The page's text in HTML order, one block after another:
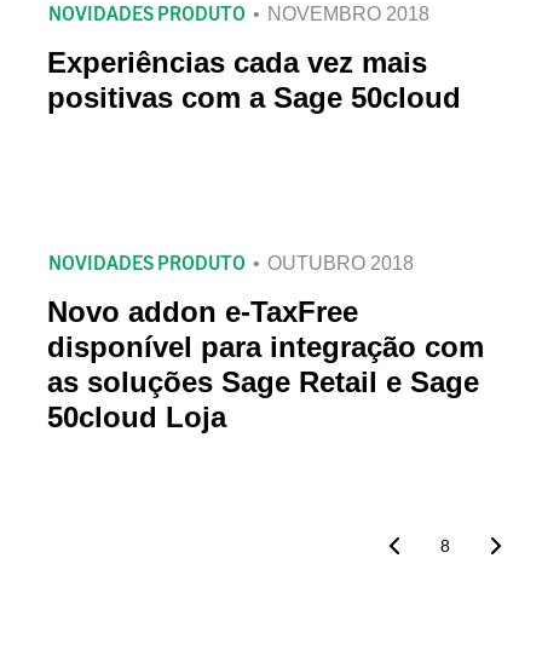
NOVIDADES PRODUTO NOVEMBRO 2018
Experiências cada vez mais
positivas com a Sage 50cloud
NOVIDADES PRODUTO OUTUBRO 2018
Novo addon e-TaxFree
disponível para integração com
as soluções Sage Retail e Sage
50cloud Loja
8